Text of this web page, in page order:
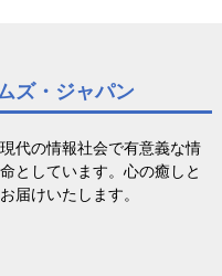
ズ・ジャパン
代の情報社会で有意義な情
としています。心の癒しと
届けいたします。